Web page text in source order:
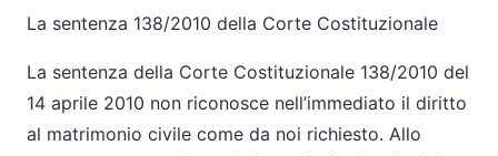
La sentenza 138/2010 della Corte Costituzionale
La sentenza della Corte Costituzionale 138/2010 del
14 aprile 2010 non riconosce nell’immediato il diritto
al matrimonio civile come da noi richiesto. Allo